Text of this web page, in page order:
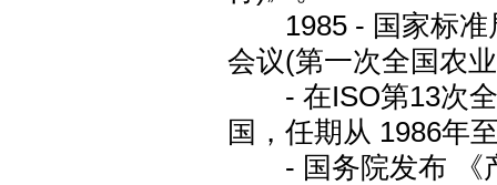
1985 - 国家标准
会议(第一次全国农
- 在ISO第13次全
国，任期从 1986年
- 国务院发布 《产